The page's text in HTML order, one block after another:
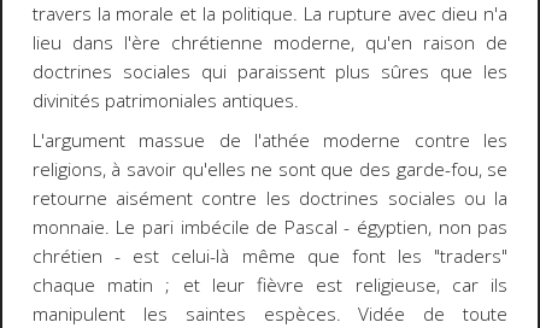
travers la morale et la politique. La rupture avec dieu n'a
lieu dans l'ère chrétienne moderne, qu'en raison de
doctrines sociales qui paraissent plus sûres que les
divinités patrimoniales antiques.
L'argument massue de l'athée moderne contre les
religions, à savoir qu'elles ne sont que des garde-fou, se
retourne aisément contre les doctrines sociales ou la
monnaie. Le pari imbécile de Pascal - égyptien, non pas
chrétien - est celui-là même que font les "traders"
chaque matin ; et leur fièvre est religieuse, car ils
manipulent les saintes espèces. Vidée de toute